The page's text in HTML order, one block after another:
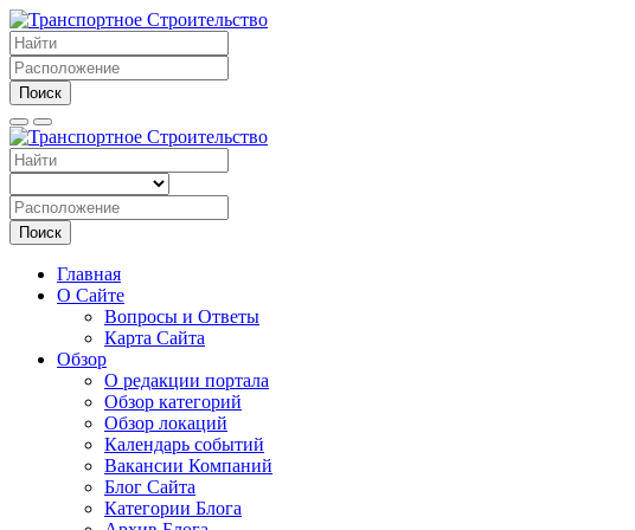
Поиск
Поиск
Главная
О Сайте
Вопросы и Ответы
Карта Сайта
Обзор
О редакции портала
Обзор категорий
Обзор локаций
Календарь событий
Вакансии Компаний
Блог Сайта
Категории Блога